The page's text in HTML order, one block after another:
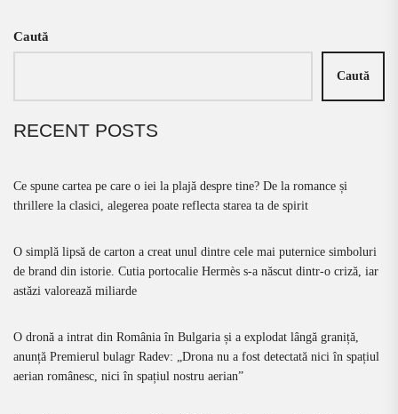
Caută
Caută
RECENT POSTS
Ce spune cartea pe care o iei la plajă despre tine? De la romance și
thrillere la clasici, alegerea poate reflecta starea ta de spirit
O simplă lipsă de carton a creat unul dintre cele mai puternice simboluri
de brand din istorie. Cutia portocalie Hermès s-a născut dintr-o criză, iar
astăzi valorează miliarde
O dronă a intrat din România în Bulgaria și a explodat lângă graniță,
anunță Premierul bulagr Radev: „Drona nu a fost detectată nici în spațiul
aerian românesc, nici în spațiul nostru aerian”